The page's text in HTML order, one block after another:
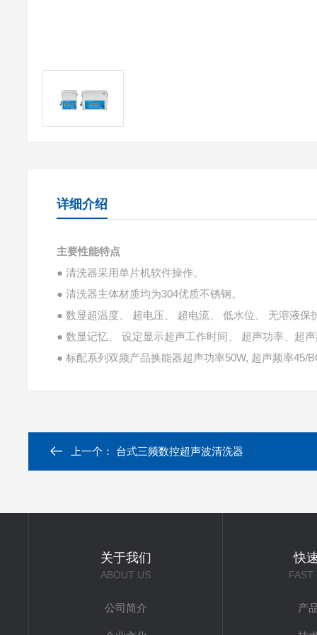
详细介绍
主要性能特点
● 清洗器采用单片机软件操作。
● 清洗器主体材质均为304优质不锈钢。
● 数显超温度、 超电压、 超电流、 低水位、 无溶液保
● 数显记忆、 设定显示超声工作时间、 超声功率、超
● 标配系列双频产品换能器超声功率50W, 超声频率45/
上一个： 台式三频数控超声波清洗器
关于我们
ABOUT US
公司简介
快
FAST
产